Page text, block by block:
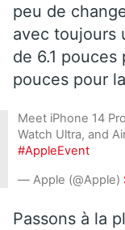
peu de
avec toujours
de 6.1 pouces
pouces pour
Meet iPhone 14
Watch Ultra, and
#AppleEvent
— Apple (@Apple)
Passons à la